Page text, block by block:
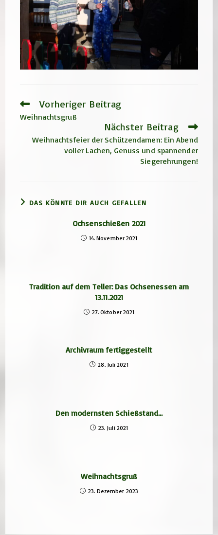
Weitere
Artikel
ansehen
Vorheriger Beitrag
Weihnachtsgruß
Nächster Beitrag
Weihnachtsfeier der Schützendamen: Ein Abend
voller Lachen, Genuss und spannender
Siegerehrungen!
DAS KÖNNTE DIR AUCH GEFALLEN
Ochsenschießen 2021
14. November 2021
Tradition auf dem Teller: Das Ochsenessen am
13.11.2021
27. Oktober 2021
Archivraum fertiggestellt
28. Juli 2021
Den modernsten Schießstand…
23. Juli 2021
Weihnachtsgruß
23. Dezember 2023